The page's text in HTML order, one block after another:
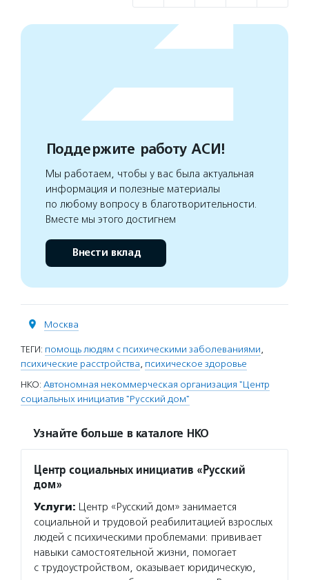
Поддержите работу АСИ!
Мы работаем, чтобы у вас была актуальная
информация и полезные материалы
по любому вопросу в благотворительности.
Вместе мы этого достигнем
Внести вклад
Москва
ТЕГИ: помощь людям с психическими заболеваниями,
психические расстройства, психическое здоровье
НКО: Автономная некоммерческая организация "Центр
социальных инициатив "Русский дом"
Узнайте больше в каталоге НКО
Центр социальных инициатив «Русский
дом»
Услуги: Центр «Русский дом» занимается
социальной и трудовой реабилитацией взрослых
людей с психическими проблемами: прививает
навыки самостоятельной жизни, помогает
с трудоустройством, оказывает юридическую,